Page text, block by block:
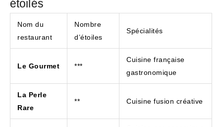
étoilés
Nom du
restaurant
Nombre
d’étoiles
Spécialités
Le Gourmet ***
Cuisine française
gastronomique
La Perle
Rare
** Cuisine fusion créative